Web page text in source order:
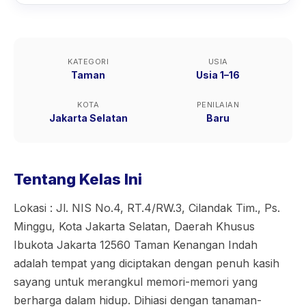
KATEGORI
Taman
USIA
Usia 1–16
KOTA
Jakarta Selatan
PENILAIAN
Baru
Tentang Kelas Ini
Lokasi : Jl. NIS No.4, RT.4/RW.3, Cilandak Tim., Ps.
Minggu, Kota Jakarta Selatan, Daerah Khusus
Ibukota Jakarta 12560 Taman Kenangan Indah
adalah tempat yang diciptakan dengan penuh kasih
sayang untuk merangkul memori-memori yang
berharga dalam hidup. Dihiasi dengan tanaman-